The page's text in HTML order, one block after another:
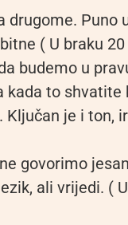
Puno
( U braku
budemo u
kada to shvatite
Ključan je i ton,
govorimo
ali vrijedi. (